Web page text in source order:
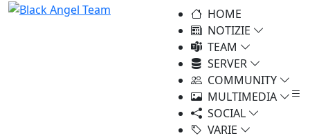
HOME
NOTIZIE
TEAM
SERVER
COMMUNITY
MULTIMEDIA
SOCIAL
VARIE